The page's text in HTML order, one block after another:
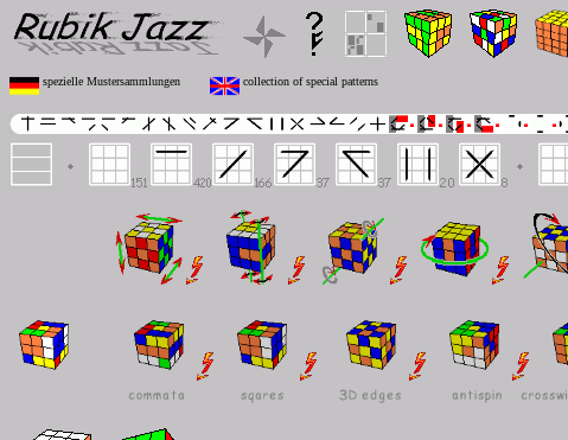
spezielle Mustersammlungen collection of special patterns